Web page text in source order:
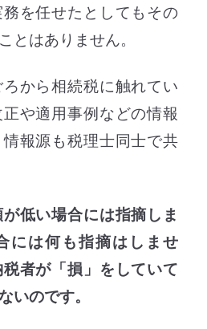
を任せたとしてもその
とはありません。
から相続税に触れてい
や適用事例などの情報
報源も税理士同士で共
低い場合には指摘しま
には何も指摘はしませ
者が「損」をしていて
いのです。